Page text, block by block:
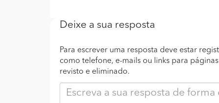
Deixe a sua resposta
Para escrever uma resposta deve estar
como telefone, e-mails ou links para
revisto e eliminado.